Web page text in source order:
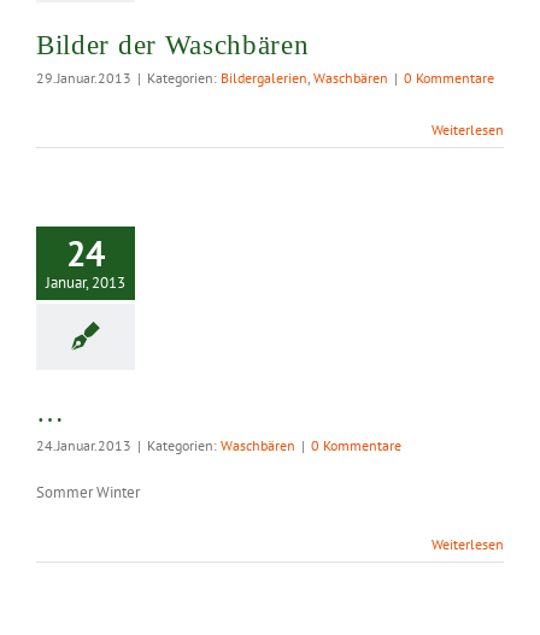
Bilder der Waschbären
29.Januar.2013 | Kategorien: Bildergalerien, Waschbären | 0 Kommentare
Weiterlesen
24
Januar, 2013
…
…
24.Januar.2013 | Kategorien: Waschbären | 0 Kommentare
Sommer Winter
Weiterlesen